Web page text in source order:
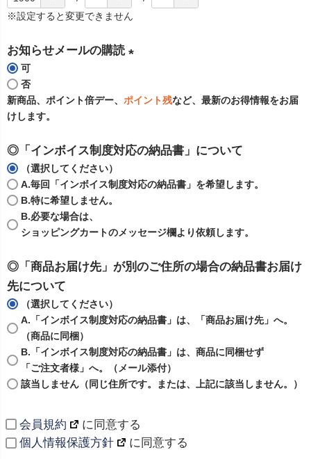
※設定すると変更できません
お知らせメールの購読
必
可
否
新商品、ポイント倍デー、 ポイント残など、最新のお得情報をお届
けします。
◎「インボイス制度対応の納品書」について
（選択してください）
A.毎回「インボイス制度対応の納品書」を希望します。
B.特に希望しません。
B.必要な場合は、
ショッピングカートのメッセージ欄より依頼します。
◎「商品お届け先」が別のご住所の場合の納品書お届け
先について
（選択してください）
A.「インボイス制度対応の納品書」は、「商品お届け先」へ。
（商品に同梱）
B.「インボイス制度対応の納品書」は、商品に同梱せず
「ご注文者様」へ。（メール添付）
該当しません（同じ住所です。または、上記に該当しません。）
会員規約
に同意する
個人情報保護方針
に同意する